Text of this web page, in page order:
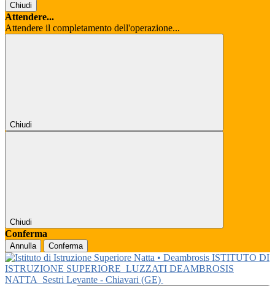
Chiudi
Attendere...
Attendere il completamento dell'operazione...
Chiudi
Chiudi
Conferma
Annulla Conferma
ISTITUTO DI
ISTRUZIONE SUPERIORE LUZZATI DEAMBROSIS
NATTA
Sestri Levante - Chiavari (GE)